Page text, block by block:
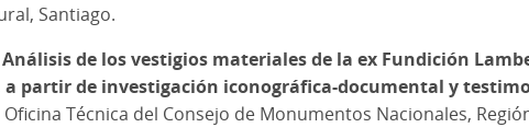
Santiago.
de los vestigios materiales de la ex Fundición
partir de investigación iconográfica-documental y
Oficina Técnica del Consejo de Monumentos Nacionales,